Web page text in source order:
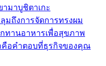
ามาบูชิตาเกะ
มถึงการจัดการทรงผม
ทานอาหารเพื่อสุขภาพ
คือคำตอบที่ธุรกิจของคุณ